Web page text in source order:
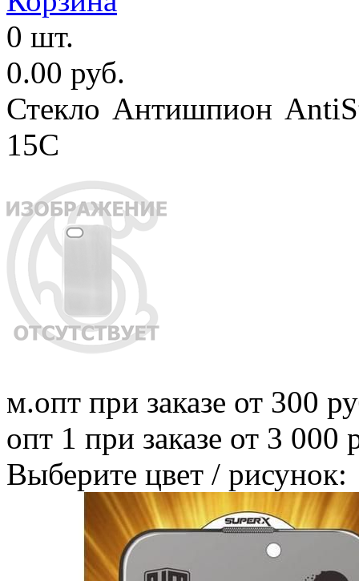
0 шт.
0.00 руб.
Стекло Антишпион
15C
м.опт при заказе от 300
опт 1 при заказе от 3 000
Выберите цвет / рисунок: